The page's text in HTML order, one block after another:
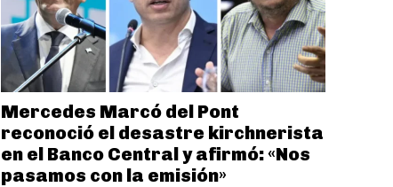
Mercedes Marcó del Pont
reconoció el desastre kirchnerista
en el Banco Central y afirmó: «Nos
pasamos con la emisión»